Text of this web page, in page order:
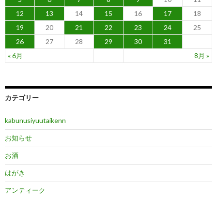
« 6月 8月 »
12
13 14 15 16 17
18
19
20 21 22 23 24
25
26
27 28 29 30 31
カテゴリー
kabunusiyuutaikenn
お知らせ
お酒
はがき
アンティーク